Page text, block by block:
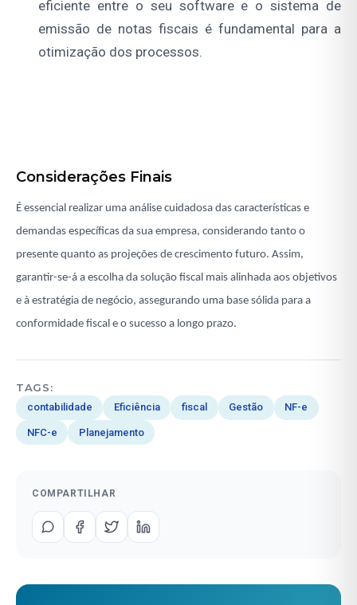
eficiente entre o seu software e o sistema de
emissão de notas fiscais é fundamental para a
otimização dos processos.
Considerações Finais
É essencial realizar uma análise cuidadosa das características e
demandas específicas da sua empresa, considerando tanto o
presente quanto as projeções de crescimento futuro. Assim,
garantir-se-á a escolha da solução fiscal mais alinhada aos objetivos
e à estratégia de negócio, assegurando uma base sólida para a
conformidade fiscal e o sucesso a longo prazo.
TAGS:
contabilidade Eficiência fiscal Gestão NF-e
NFC-e Planejamento
COMPARTILHAR